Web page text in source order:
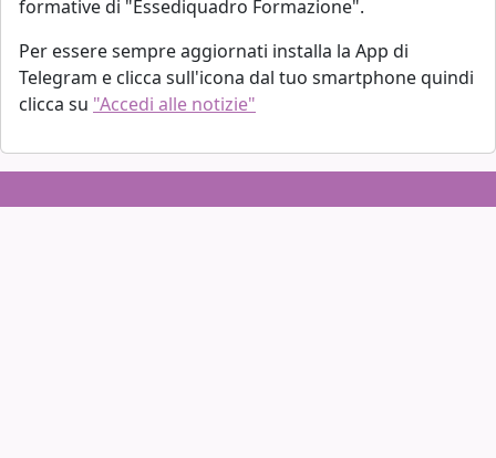
formative di "Essediquadro Formazione".
Per essere sempre aggiornati installa la App di
Telegram e clicca sull'icona dal tuo smartphone quindi
clicca su "Accedi alle notizie"